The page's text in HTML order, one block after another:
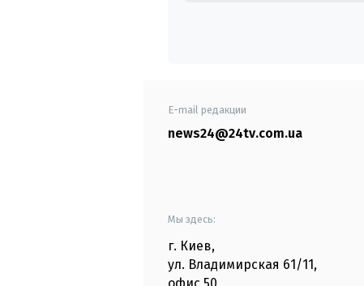
E-mail редакции
news24@24tv.com.ua
Мы здесь:
г. Киев,
ул. Владимирская 61/11,